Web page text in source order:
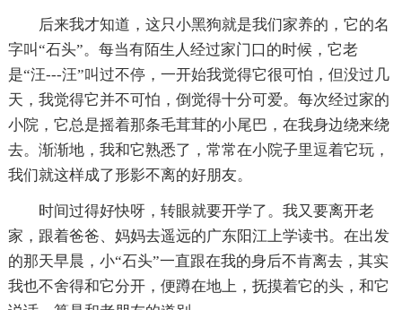
后来我才知道，这只小黑狗就是我们家养的，它的名
字叫“石头”。每当有陌生人经过家门口的时候，它老
是“汪---汪”叫过不停，一开始我觉得它很可怕，但没过几
天，我觉得它并不可怕，倒觉得十分可爱。每次经过家的
小院，它总是摇着那条毛茸茸的小尾巴，在我身边绕来绕
去。渐渐地，我和它熟悉了，常常在小院子里逗着它玩，
我们就这样成了形影不离的好朋友。
时间过得好快呀，转眼就要开学了。我又要离开老
家，跟着爸爸、妈妈去遥远的广东阳江上学读书。在出发
的那天早晨，小“石头”一直跟在我的身后不肯离去，其实
我也不舍得和它分开，便蹲在地上，抚摸着它的头，和它